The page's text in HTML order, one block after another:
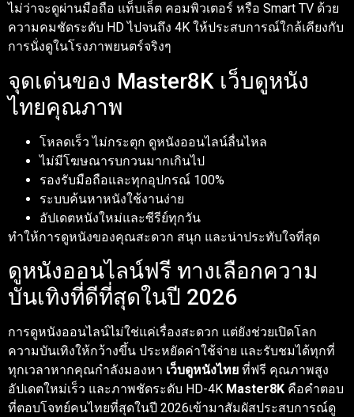
ไม่ว่าจะดูผ่านมือถือ แท็บเล็ต คอมพิวเตอร์ หรือ Smart TV ด้วย
ความคมชัดระดับ HD ไปจนถึง 4K ให้ประสบการณ์ใกล้เคียงกับ
การนั่งดูในโรงภาพยนตร์จริงๆ
จุดเด่นของ Master8K เว็บดูหนัง
ไทยคุณภาพ
โหลดเร็ว ไม่กระตุก ดูหนังออนไลน์ลื่นไหล
ไม่มีโฆษณารบกวนมากเกินไป
รองรับมือถือและทุกอุปกรณ์ 100%
ระบบค้นหาหนังใช้งานง่าย
อัปเดตหนังใหม่และซีรีย์ทุกวัน
ทำให้การดูหนังของคุณสะดวก สนุก และน่าประทับใจที่สุด
ดูหนังออนไลน์ฟรี ทางเลือกความ
บันเทิงที่ดีที่สุดในปี 2026
การดูหนังออนไลน์ไม่ใช่แค่เรื่องสะดวก แต่ยังช่วยเปิดโลก
ความบันเทิงให้กว้างขึ้น ประหยัดค่าใช้จ่าย และรับชมได้ทุกที่
ทุกเวลาหากคุณกำลังมองหา เว็บดูหนังไทย ที่ฟรี คุณภาพสูง
อัปเดตใหม่เร็ว และภาพชัดระดับ HD-4K Master8K คือคำตอบ
ที่ตอบโจทย์คนไทยที่สุดในปี 2026เข้ามาสัมผัสประสบการณ์ดู